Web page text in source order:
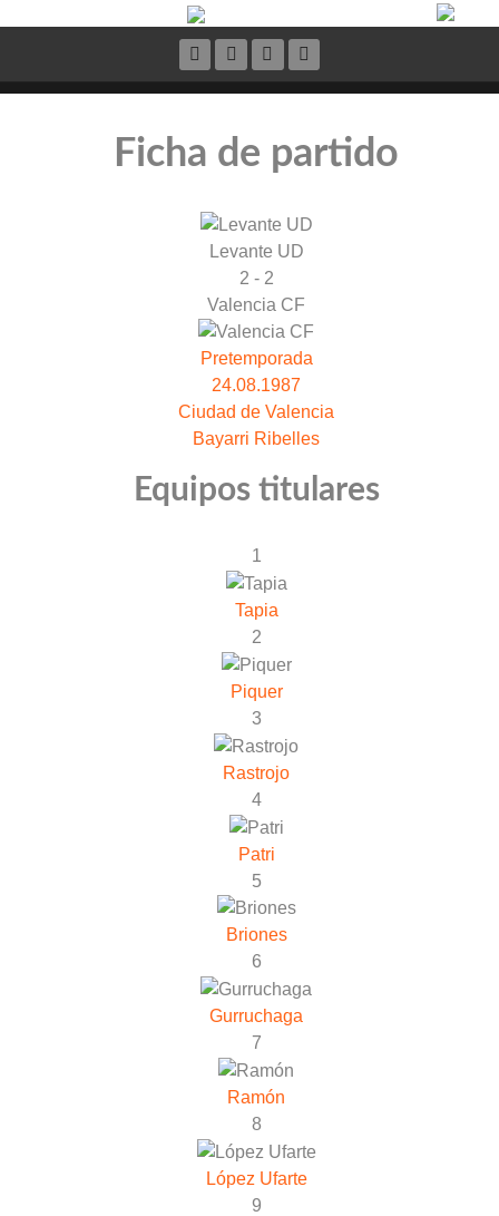
Ficha de partido
Levante UD
2 - 2
Valencia CF
Pretemporada
24.08.1987
Ciudad de Valencia
Bayarri Ribelles
Equipos titulares
1
Tapia
2
Piquer
3
Rastrojo
4
Patri
5
Briones
6
Gurruchaga
7
Ramón
8
López Ufarte
9